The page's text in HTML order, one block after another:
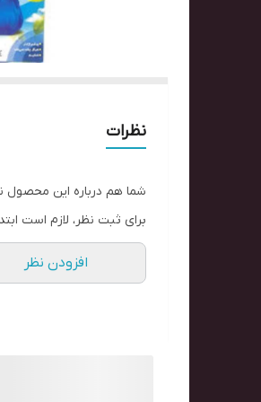
نظرات
شما هم درباره این محصول
برای ثبت نظر، لازم است
افزودن نظر